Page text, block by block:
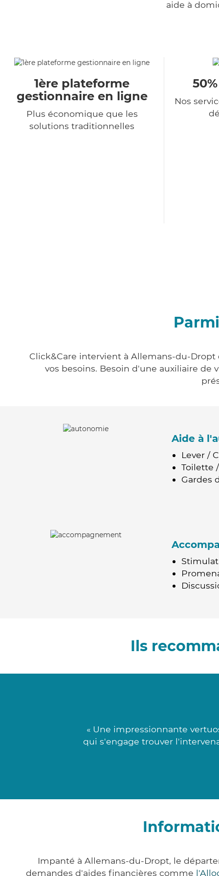
aide à
1ère plateforme
gestionnaire en ligne
Plus économique que les
solutions traditionnelles
Nos
Click&Care intervient à Allemans-du-
vos besoins. Besoin d'une auxiliaire
Aide à
Lever /
Toilette
Gardes
Ils
« Une impressionnante
qui s'engage trouver
Impanté à Allemans-du-Dropt, le
demandes d'aides financières comme